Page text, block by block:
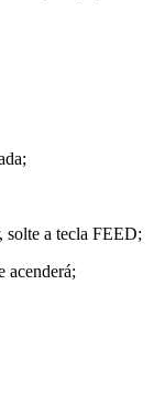
solte a tecla FEED;